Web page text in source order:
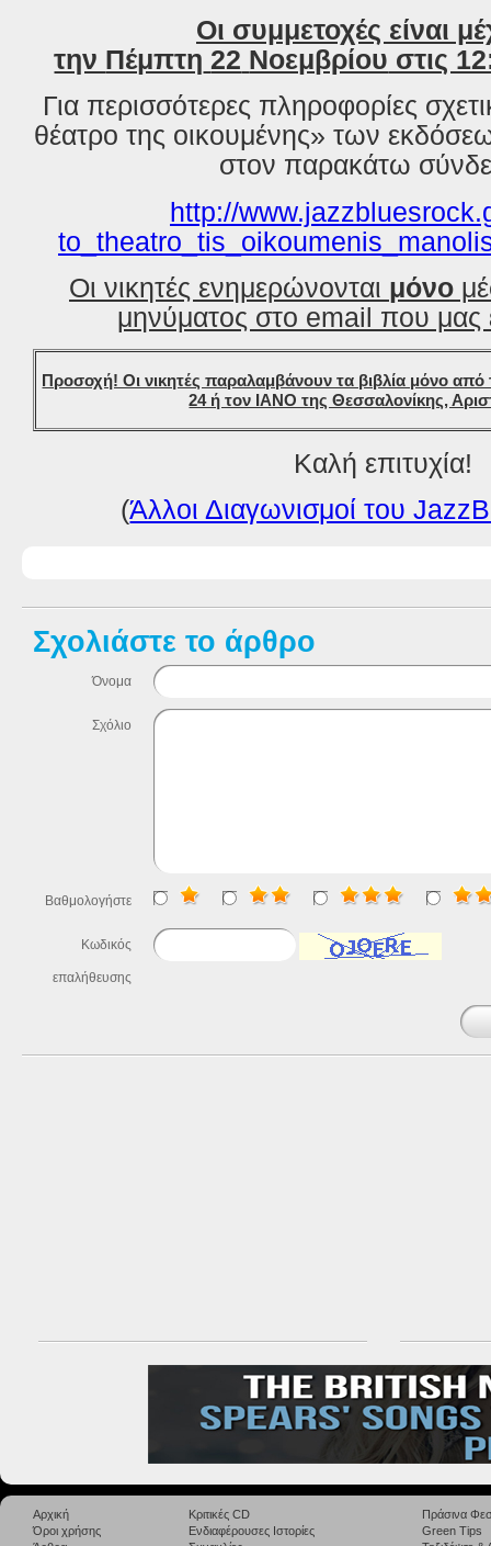
Οι συμμετοχές είναι
την Πέμπτη 22 Νοεμβρίου στις
Για περισσότερες πληροφορίες
θέατρο της οικουμένης» των
στον παρακάτω
http://
Οι νικητές ενημερώνονται μόνο
μηνύματος στο email που μας
Προσοχή! Οι νικητές παραλαμβάνουν τα βιβλία μόνο
24 ή τον ΙΑΝΟ της Θεσσαλονίκης,
Καλή επιτυχία!
(Άλλοι Διαγωνισμοί του
Σχολιάστε το άρθρο
Όνομα
Σχόλιο
Βαθμολογήστε
Κωδικός
επαλήθευσης
Αρχική
Όροι χρήσης
Κριτικές CD
Ενδιαφέρουσες Ιστορίες
Πράσινα
Green Tips